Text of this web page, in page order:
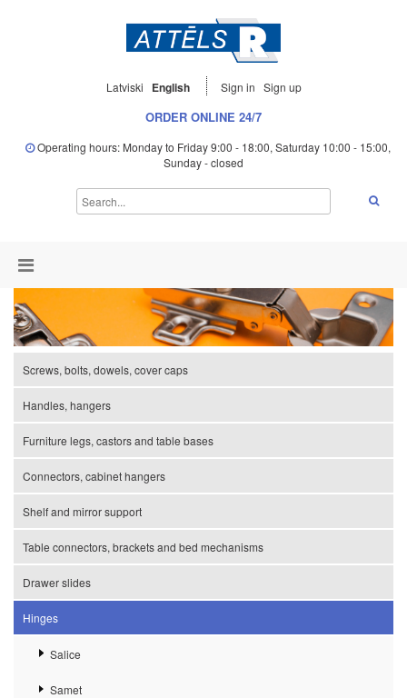
Latviski English Sign in Sign up
ORDER ONLINE 24/7
Operating hours: Monday to Friday 9:00 - 18:00, Saturday 10:00 - 15:00,
Sunday - closed
Screws, bolts, dowels, cover caps
Handles, hangers
Furniture legs, castors and table bases
Connectors, cabinet hangers
Shelf and mirror support
Table connectors, brackets and bed mechanisms
Drawer slides
Hinges
Salice
Samet